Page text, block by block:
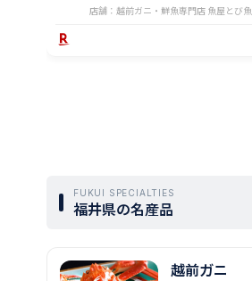
店舗：越前ガニ・鮮魚専門店 魚屋とび魚
FUKUI SPECIALTIES
福井県の名産品
越前ガニ